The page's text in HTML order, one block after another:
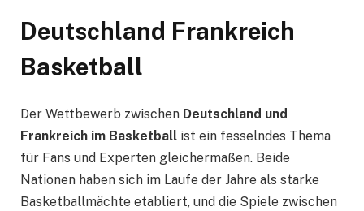
Deutschland Frankreich
Basketball
Der Wettbewerb zwischen Deutschland und
Frankreich im Basketball ist ein fesselndes Thema
für Fans und Experten gleichermaßen. Beide
Nationen haben sich im Laufe der Jahre als starke
Basketballmächte etabliert, und die Spiele zwischen